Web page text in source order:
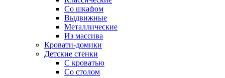
Со шкафом
Выдвижные
Металлические
Из массива
Кровати-домики
Детские стенки
С кроватью
Со столом